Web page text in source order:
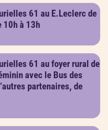
61 au E.Leclerc de
10h à 13h
61 au foyer rural de
avec le Bus des
partenaires, de